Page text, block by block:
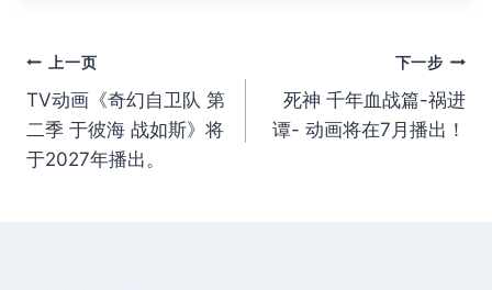
文
章
导
上一页
TV动画《奇幻自卫队 第
二季 于彼海 战如斯》将
于2027年播出。
下一步
死神 千年血战篇-祸进
谭- 动画将在7月播出！